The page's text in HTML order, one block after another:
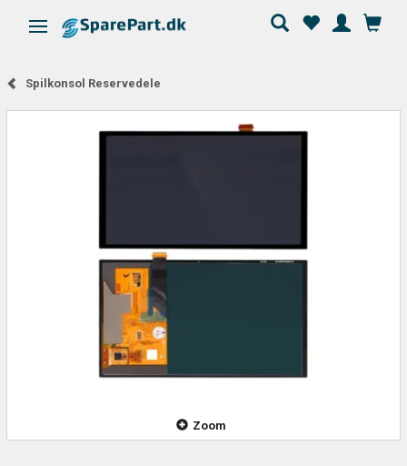
Skifte navigation
Spilkonsol Reservedele
Zoom